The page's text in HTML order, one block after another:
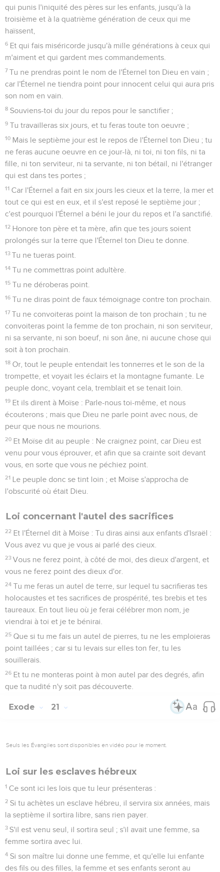
qui punis l'iniquité des pères sur les enfants, jusqu'à la
troisième et à la quatrième génération de ceux qui me
haïssent,
6 Et qui fais miséricorde jusqu'à mille générations à ceux qui
m'aiment et qui gardent mes commandements.
7 Tu ne prendras point le nom de l'Éternel ton Dieu en vain ;
car l'Éternel ne tiendra point pour innocent celui qui aura pris
son nom en vain.
8 Souviens-toi du jour du repos pour le sanctifier ;
9 Tu travailleras six jours, et tu feras toute ton oeuvre ;
10 Mais le septième jour est le repos de l'Éternel ton Dieu ; tu
ne feras aucune oeuvre en ce jour-là, ni toi, ni ton fils, ni ta
fille, ni ton serviteur, ni ta servante, ni ton bétail, ni l'étranger
qui est dans tes portes ;
11 Car l'Éternel a fait en six jours les cieux et la terre, la mer et
tout ce qui est en eux, et il s'est reposé le septième jour ;
c'est pourquoi l'Éternel a béni le jour du repos et l'a sanctifié.
12 Honore ton père et ta mère, afin que tes jours soient
prolongés sur la terre que l'Éternel ton Dieu te donne.
13 Tu ne tueras point.
14 Tu ne commettras point adultère.
15 Tu ne déroberas point.
16 Tu ne diras point de faux témoignage contre ton prochain.
17 Tu ne convoiteras point la maison de ton prochain ; tu ne
convoiteras point la femme de ton prochain, ni son serviteur,
ni sa servante, ni son boeuf, ni son âne, ni aucune chose qui
soit à ton prochain.
18 Or, tout le peuple entendait les tonnerres et le son de la
trompette, et voyait les éclairs et la montagne fumante. Le
peuple donc, voyant cela, tremblait et se tenait loin.
19 Et ils dirent à Moïse : Parle-nous toi-même, et nous
écouterons ; mais que Dieu ne parle point avec nous, de
peur que nous ne mourions.
20 Et Moïse dit au peuple : Ne craignez point, car Dieu est
venu pour vous éprouver, et afin que sa crainte soit devant
vous, en sorte que vous ne péchiez point.
21 Le peuple donc se tint loin ; et Moïse s'approcha de
l'obscurité où était Dieu.
Loi concernant l'autel des sacrifices
22 Et l'Éternel dit à Moïse : Tu diras ainsi aux enfants d'Israël :
Vous avez vu que je vous ai parlé des cieux.
23 Vous ne ferez point, à côté de moi, des dieux d'argent, et
vous ne ferez point des dieux d'or.
24 Tu me feras un autel de terre, sur lequel tu sacrifieras tes
holocaustes et tes sacrifices de prospérité, tes brebis et tes
taureaux. En tout lieu où je ferai célébrer mon nom, je
viendrai à toi et je te bénirai.
25 Que si tu me fais un autel de pierres, tu ne les emploieras
point taillées ; car si tu levais sur elles ton fer, tu les
souillerais.
26 Et tu ne monteras point à mon autel par des degrés, afin
que ta nudité n'y soit pas découverte.
Exode 21
Seuls les Évangiles sont disponibles en vidéo pour le moment.
Loi sur les esclaves hébreux
1 Ce sont ici les lois que tu leur présenteras :
2 Si tu achètes un esclave hébreu, il servira six années, mais
la septième il sortira libre, sans rien payer.
3 S'il est venu seul, il sortira seul ; s'il avait une femme, sa
femme sortira avec lui.
4 Si son maître lui donne une femme, et qu'elle lui enfante
des fils ou des filles, la femme et ses enfants seront au